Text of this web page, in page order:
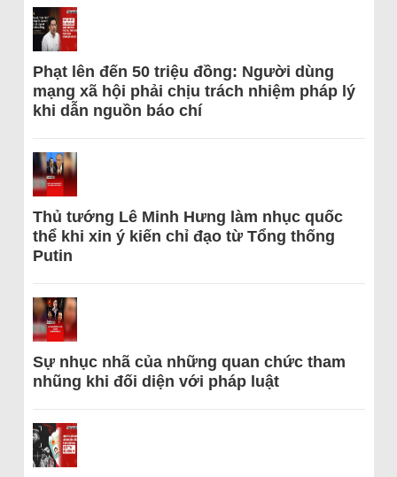
Phạt lên đến 50 triệu đồng: Người dùng
mạng xã hội phải chịu trách nhiệm pháp lý
khi dẫn nguồn báo chí
Thủ tướng Lê Minh Hưng làm nhục quốc
thể khi xin ý kiến chỉ đạo từ Tổng thống
Putin
Sự nhục nhã của những quan chức tham
nhũng khi đối diện với pháp luật